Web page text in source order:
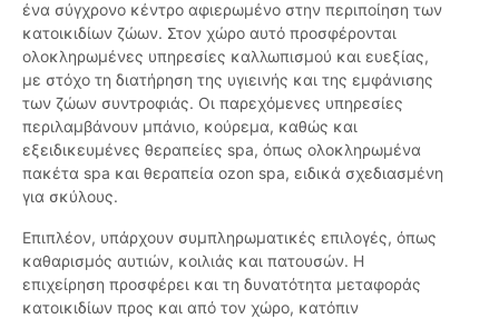
ένα σύγχρονο κέντρο αφιερωμένο στην περιποίηση των
κατοικιδίων ζώων. Στον χώρο αυτό προσφέρονται
ολοκληρωμένες υπηρεσίες καλλωπισμού και ευεξίας,
με στόχο τη διατήρηση της υγιεινής και της εμφάνισης
των ζώων συντροφιάς. Οι παρεχόμενες υπηρεσίες
περιλαμβάνουν μπάνιο, κούρεμα, καθώς και
εξειδικευμένες θεραπείες spa, όπως ολοκληρωμένα
πακέτα spa και θεραπεία ozon spa, ειδικά σχεδιασμένη
για σκύλους.
Επιπλέον, υπάρχουν συμπληρωματικές επιλογές, όπως
καθαρισμός αυτιών, κοιλιάς και πατουσών. Η
επιχείρηση προσφέρει και τη δυνατότητα μεταφοράς
κατοικιδίων προς και από τον χώρο, κατόπιν